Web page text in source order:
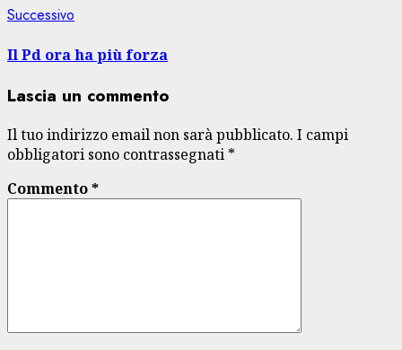
Successivo
Il Pd ora ha più forza
Lascia un commento
Il tuo indirizzo email non sarà pubblicato. I campi
obbligatori sono contrassegnati *
Commento*